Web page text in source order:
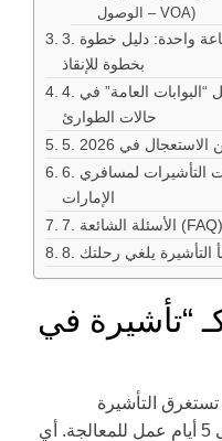
الوصول – VOA)
3. كيف يعمل المسار السريع خلال ساعة واحدة: دليل خطوة
بخطوة للإنقاذ
4. رؤية الخبير ستانلي هو : لماذا تفشل “البوابات العامة” في
حالات الطوارئ
في 2026
6. الجغرافية المحلية : حل أزمات التأشيرات لمسافري
الإمارات
7. الأسئلة الشائعة (FAQ)
التأشيرة يلغي رحلتك
“تأشيرة في
لوائح السفر لعام 2026، تستغرق التأشيرة
الإلكترونية القياسية عادةً من 3 إلى 5 أيام عمل للمعالجة. أي